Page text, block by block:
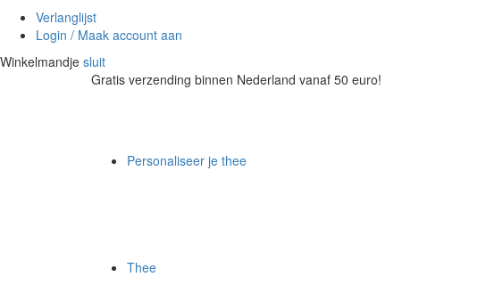
Verlanglijst
Login / Maak account aan
Winkelmandje sluit
Gratis verzending binnen Nederland vanaf 50 euro!
Personaliseer je thee
Thee